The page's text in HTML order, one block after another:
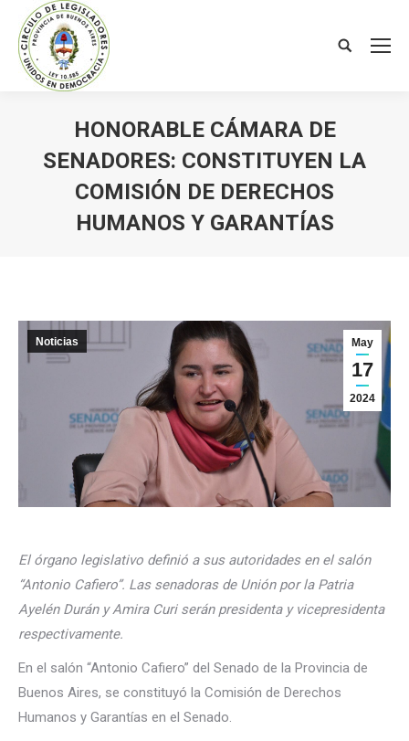
Search:
HONORABLE CÁMARA DE
SENADORES: CONSTITUYEN LA
COMISIÓN DE DERECHOS
HUMANOS Y GARANTÍAS
May
17
2024
Noticias
El órgano legislativo definió a sus autoridades en el salón
“Antonio Cafiero”. Las senadoras de Unión por la Patria
Ayelén Durán y Amira Curi serán presidenta y vicepresidenta
respectivamente.
En el salón “Antonio Cafiero” del Senado de la Provincia de
Buenos Aires, se constituyó la Comisión de Derechos
Humanos y Garantías en el Senado.